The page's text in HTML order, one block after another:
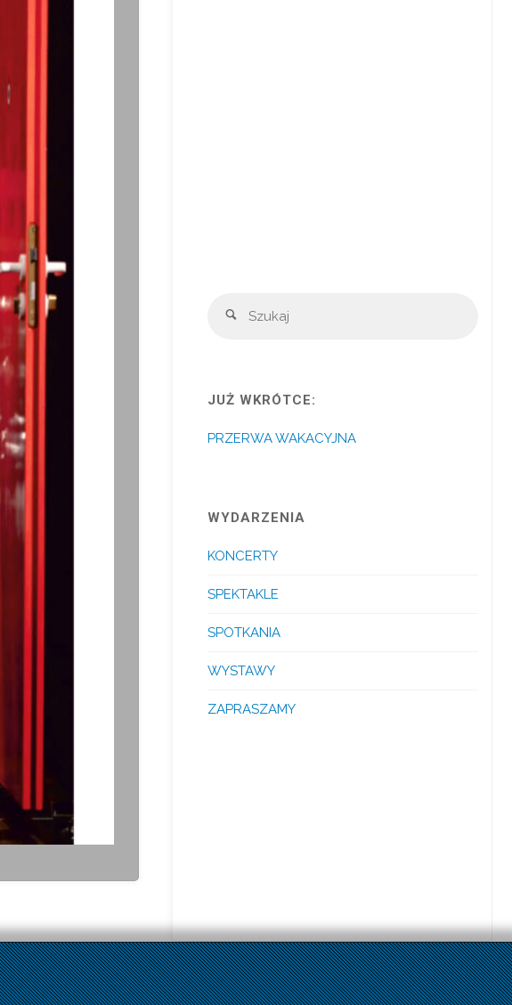
Szukaj
JUŻ WKRÓTCE:
PRZERWA WAKACYJNA
WYDARZENIA
KONCERTY
SPEKTAKLE
SPOTKANIA
WYSTAWY
ZAPRASZAMY